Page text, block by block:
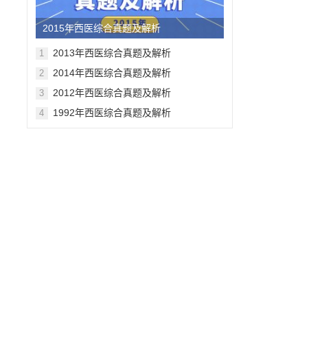
2015年西医综合真题及解析
1 2013年西医综合真题及解析
2 2014年西医综合真题及解析
3 2012年西医综合真题及解析
4 1992年西医综合真题及解析